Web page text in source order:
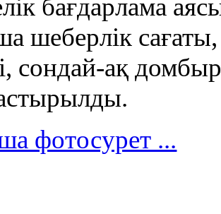
бағдарлама
шеберлік
сондай-ақ
фотосурет ...